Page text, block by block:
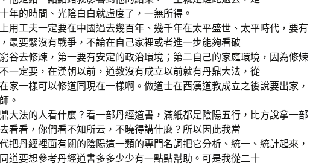
年的時間、光陰白白就虛度了，一無所得。
用工夫一定要在中國過去幾百年、幾千年在太平盛世、太平時代，要有
最要緊沒有戰爭，不論在自己家裡或者進一步能夠看破
谷去修煉，第一要有安定的政治環境；第二自己的家庭環境，因為修煉
一定要，在漢朝以前，道教沒有成立以前就有丹鼎大法，從
家一樣可以修道同現在一樣啊。做道士在西漢道教成立之後說要出家，
。
大法的人看什麼？看一部丹經道書，滿紙都是陰陽五行，比方說拿一部
看看，你們看不知所云，不曉得講什麼？所以因此我當
把丹經裡面有關的陰陽這一類的專門名詞把它分析、統一、統計起來，
道要想參考丹經道書多多少少有一點點幫助。可是我從二十